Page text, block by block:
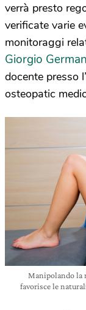
verrà presto
verificate varie
monitoraggi
Giorgio
docente presso l’
osteopatic
Manipolando la
favorisce le